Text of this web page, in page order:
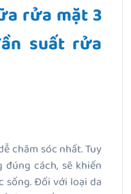
rửa mặt 3
suất rửa
chăm sóc nhất. Tuy
đúng cách, sẽ khiến
sống. Đối với loại da